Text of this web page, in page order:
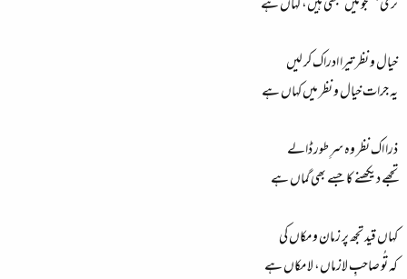
تری جستجو میں سبھی ہیں، کہاں ہے
خیال و نظر تیرا ادراک کر لیں
یہ جرات خیال و نظر میں کہاں ہے
ذرا اک نظر وہ سرِ طور ڈالے
تجھے دیکھنے کا جسے بھی گماں ہے
کہاں قید تجھ پر زمان و مکاں کی
کہ تُو صاحبِ لازماں، لا مکاں ہے